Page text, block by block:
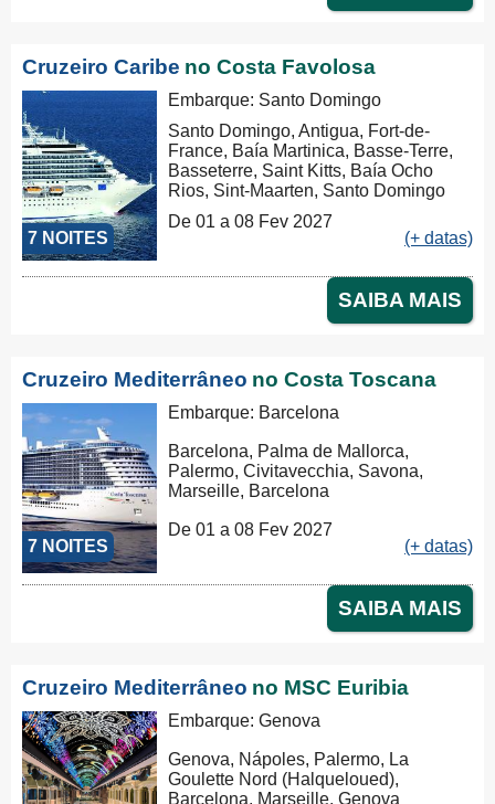
Cruzeiro Caribe no Costa Favolosa
7 NOITES
Embarque: Santo Domingo
Santo Domingo, Antigua, Fort-de-
France, Baía Martinica, Basse-Terre,
Basseterre, Saint Kitts, Baía Ocho
Rios, Sint-Maarten, Santo Domingo
De 01 a 08 Fev 2027
(+ datas)
SAIBA MAIS
Cruzeiro Mediterrâneo no Costa Toscana
7 NOITES
Embarque: Barcelona
Barcelona, Palma de Mallorca,
Palermo, Civitavecchia, Savona,
Marseille, Barcelona
De 01 a 08 Fev 2027
(+ datas)
SAIBA MAIS
Cruzeiro Mediterrâneo no MSC Euribia
Embarque: Genova
Genova, Nápoles, Palermo, La
Goulette Nord (Halqueloued),
Barcelona, Marseille, Genova